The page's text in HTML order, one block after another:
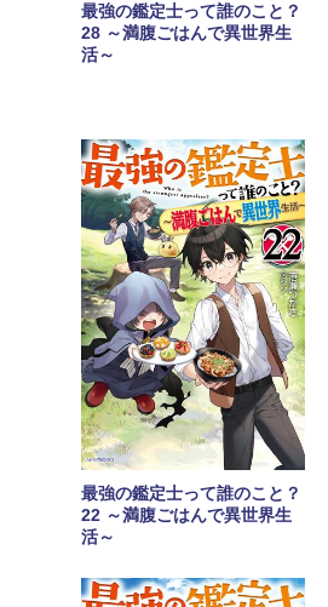
最強の鑑定士って誰のこと？
28 ～満腹ごはんで異世界生
活～
最強の鑑定士って誰のこと？
22 ～満腹ごはんで異世界生
活～